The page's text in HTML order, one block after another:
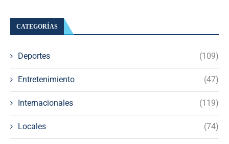
CATEGORÍAS
Deportes (109)
Entretenimiento (47)
Internacionales (119)
Locales (74)